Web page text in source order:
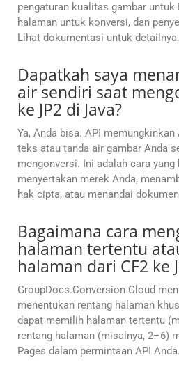
pengaturan kualitas gambar untuk
halaman untuk konversi, dan
Lihat dokumentasi untuk detailnya.
Dapatkah saya
air sendiri saat
ke JP2 di Java?
Ya, Anda bisa. API
teks atau tanda air gambar Anda
mengonversi. Ini adalah cara yang
menyertakan merek Anda,
hak cipta, atau menandai
Bagaimana cara
halaman tertentu
halaman dari CF2 ke
GroupDocs.Conversion Cloud
menentukan rentang halaman
dapat memilih halaman tertentu
rentang halaman (misalnya, 2–6)
Pages dalam permintaan API Anda.